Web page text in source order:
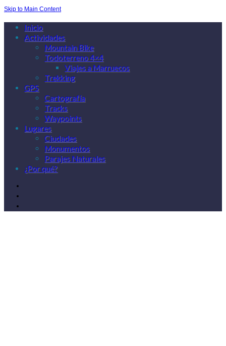
Skip to Main Content
Inicio
Actividades
Mountain Bike
Todoterreno 4×4
Viajes a Marruecos
Trekking
GPS
Cartografía
Tracks
Waypoints
Lugares
Ciudades
Monumentos
Parajes Naturales
¿Por qué?